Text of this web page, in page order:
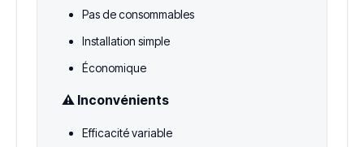
Pas de consommables
Installation simple
Économique
⚠️ Inconvénients
Efficacité variable